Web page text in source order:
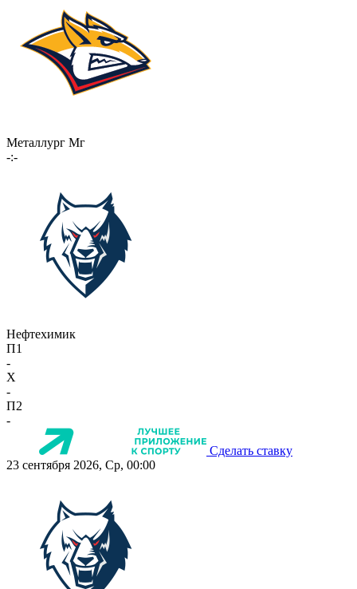
Металлург Мг
-:-
Нефтехимик
П1
-
X
-
П2
-
Сделать ставку
23 сентября 2026, Ср, 00:00